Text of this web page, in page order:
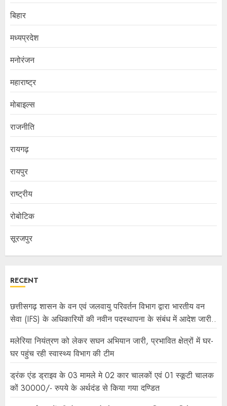
बिहार
मध्यप्रदेश
मनोरंजन
महाराष्ट्र
मोबाइल्स
राजनीति
रायगढ़
रायपुर
राष्ट्रीय
रोबोटिक
सूरजपुर
RECENT
छत्तीसगढ़ शासन के वन एवं जलवायु परिवर्तन विभाग द्वारा भारतीय वन
सेवा (IFS) के अधिकारियों की नवीन पदस्थापना के संबंध में आदेश जारी..
मलेरिया नियंत्रण को लेकर सघन अभियान जारी, प्रभावित क्षेत्रों में घर-
घर पहुंच रही स्वास्थ्य विभाग की टीम
ड्रंक एंड ड्राइव के 03 मामले मे 02 कार चालकों एवं 01 स्कूटी चालक
कों 30000/- रुपये के अर्थदंड से किया गया दण्डित